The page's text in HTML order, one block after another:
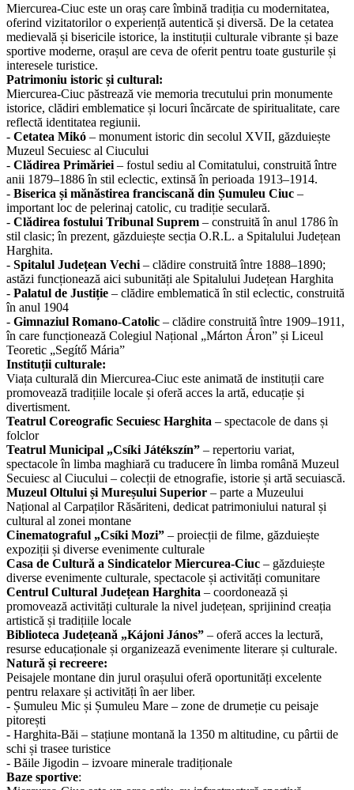
Miercurea-Ciuc este un oraș care îmbină tradiția cu modernitatea,
oferind vizitatorilor o experiență autentică și diversă. De la cetatea
medievală și bisericile istorice, la instituții culturale vibrante și baze
sportive moderne, orașul are ceva de oferit pentru toate gusturile și
interesele turistice.
Patrimoniu istoric și cultural:
Miercurea-Ciuc păstrează vie memoria trecutului prin monumente
istorice, clădiri emblematice și locuri încărcate de spiritualitate, care
reflectă identitatea regiunii.
- Cetatea Mikó – monument istoric din secolul XVII, găzduiește
Muzeul Secuiesc al Ciucului
- Clădirea Primăriei – fostul sediu al Comitatului, construită între
anii 1879–1886 în stil eclectic, extinsă în perioada 1913–1914.
- Biserica și mănăstirea franciscană din Șumuleu Ciuc –
important loc de pelerinaj catolic, cu tradiție seculară.
- Clădirea fostului Tribunal Suprem – construită în anul 1786 în
stil clasic; în prezent, găzduiește secția O.R.L. a Spitalului Județean
Harghita.
- Spitalul Județean Vechi – clădire construită între 1888–1890;
astăzi funcționează aici subunități ale Spitalului Județean Harghita
- Palatul de Justiție – clădire emblematică în stil eclectic, construită
în anul 1904
- Gimnaziul Romano-Catolic – clădire construită între 1909–1911,
în care funcționează Colegiul Național „Márton Áron” și Liceul
Teoretic „Segítő Mária”
Instituții culturale:
Viața culturală din Miercurea-Ciuc este animată de instituții care
promovează tradițiile locale și oferă acces la artă, educație și
divertisment.
Teatrul Coreografic Secuiesc Harghita – spectacole de dans și
folclor
Teatrul Municipal „Csíki Játékszín” – repertoriu variat,
spectacole în limba maghiară cu traducere în limba română Muzeul
Secuiesc al Ciucului – colecții de etnografie, istorie și artă secuiască.
Muzeul Oltului și Mureșului Superior – parte a Muzeului
Național al Carpaților Răsăriteni, dedicat patrimoniului natural și
cultural al zonei montane
Cinematograful „Csíki Mozi” – proiecții de filme, găzduiește
expoziții și diverse evenimente culturale
Casa de Cultură a Sindicatelor Miercurea-Ciuc – găzduiește
diverse evenimente culturale, spectacole și activități comunitare
Centrul Cultural Județean Harghita – coordonează și
promovează activități culturale la nivel județean, sprijinind creația
artistică și tradițiile locale
Biblioteca Județeană „Kájoni János” – oferă acces la lectură,
resurse educaționale și organizează evenimente literare și culturale.
Natură și recreere:
Peisajele montane din jurul orașului oferă oportunități excelente
pentru relaxare și activități în aer liber.
- Șumuleu Mic și Șumuleu Mare – zone de drumeție cu peisaje
pitorești
- Harghita-Băi – stațiune montană la 1350 m altitudine, cu pârtii de
schi și trasee turistice
- Băile Jigodin – izvoare minerale tradiționale
Baze sportive: